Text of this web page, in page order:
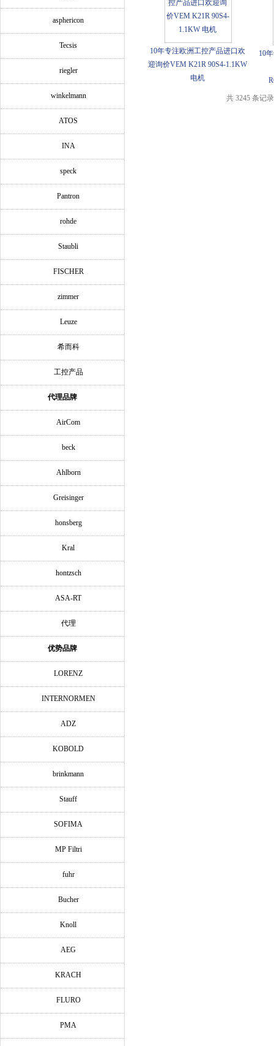
asphericon
Tecsis
riegler
winkelmann
ATOS
INA
speck
Pantron
rohde
Staubli
FISCHER
zimmer
Leuze
希而科
工控产品
代理品牌
AirCom
beck
Ahlborn
Greisinger
honsberg
Kral
hontzsch
ASA-RT
代理
优势品牌
LORENZ
INTERNORMEN
ADZ
KOBOLD
brinkmann
Stauff
SOFIMA
MP Filtri
fuhr
Bucher
Knoll
AEG
KRACH
FLURO
PMA
10年专注欧洲工控产品进口欢
迎询价VEM K21R 90S4-1.1KW
电机
10
共 3245 条记